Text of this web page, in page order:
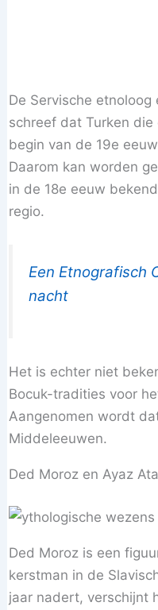
De Servische
schreef dat Turken
begin van de 19e
Daarom kan worden
in de 18e eeuw
regio.
Een Etnografisch
nacht
Het is echter niet
Bocuk-tradities voor
Aangenomen wordt
Middeleeuwen.
Ded Moroz en Ayaz Ata
Ded Moroz is een
kerstman in de
jaar nadert, verschijnt